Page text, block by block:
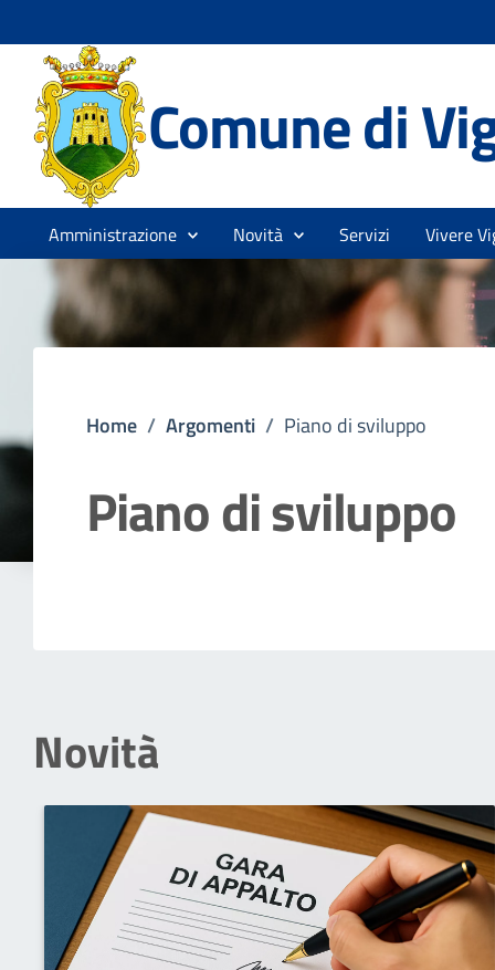
Comune di
Amministrazione Novità Servizi Vivere
Home / Argomenti / Piano di sviluppo
Piano di sviluppo
Novità